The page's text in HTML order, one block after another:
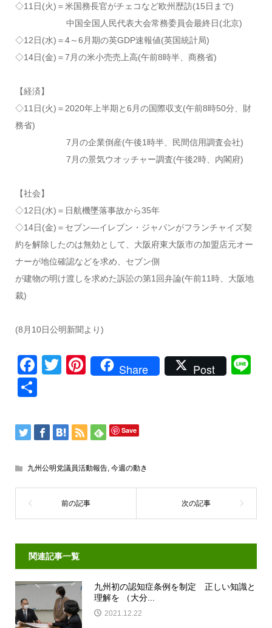
◇11日(火)＝米国務長官がチェコなど欧州歴訪(15日まで)
中国全国人民代表大会常務委員会最終日(北京)
◇12日(水)＝4～6月期の英GDP速報値(英国統計局)
◇14日(金)＝7月の米小売売上高(午前8時半、商務省)
【経済】
◇11日(火)＝2020年上半期と6月の国際収支(午前8時50分、財
務省)
7月の企業倒産(午後1時半、民間信用調査会社)
7月の景気ウオッチャー調査(午後2時、内閣府)
【社会】
◇12日(水)＝日航機墜落事故から35年
◇14日(金)＝セブン―イレブン・ジャパンがフランチャイズ契
約を解除したのは無効として、大阪府東大阪市の加盟店元オー
ナーが地位確認などを求め、セブン側
が建物の明け渡しを求めた訴訟の第1回弁論(午前11時、大阪地
裁)
(8月10日公明新聞より)
Facebook
TwitterPinterest
Share Post
Save
九州公明党議員活動報告, 今週の動き
関連記事一覧
九州初の認知症条例を制定 正しい知識と
理解を （大分...
2021.12.22